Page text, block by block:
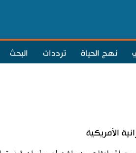
نهج الحياة ترددات البحث
الأمريكية